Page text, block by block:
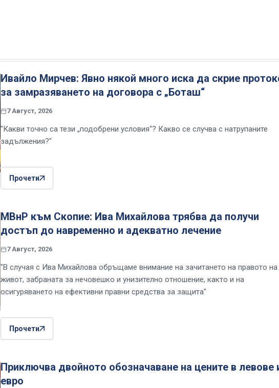
Ивайло Мирчев: Явно някой много иска да скрие
за замразяването на договора с „Боташ“
7 Август, 2026
"Какви точно са тези „подобрени условия“? Какво се случва с натрупаните
задължения?"
Прочети
МВнР към Скопие: Ива Михайлова трябва да получи
достъп до навременно и адекватно лечение
7 Август, 2026
"В случая с Ива Михайлова обръщаме внимание на зачитането на правото на
живот, забраната за нечовешко и унизително отношение, както и на
осигуряването на ефективни правни средства за защита"
Прочети
Приключва двойното обозначаване на цените в левове
евро